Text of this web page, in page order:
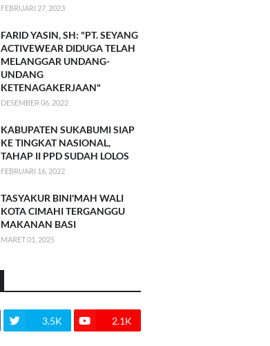
FEBRUARI 27, 2023
FARID YASIN, SH: "PT. SEYANG
ACTIVEWEAR DIDUGA TELAH
MELANGGAR UNDANG-
UNDANG
KETENAGAKERJAAN"
DESEMBER 06, 2022
KABUPATEN SUKABUMI SIAP
KE TINGKAT NASIONAL,
TAHAP II PPD SUDAH LOLOS
FEBRUARI 16, 2022
TASYAKUR BINI'MAH WALI
KOTA CIMAHI TERGANGGU
MAKANAN BASI
MARET 01, 2025
3.5K 2.1K